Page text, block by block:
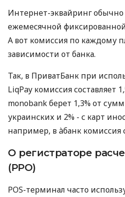
Интернет-эквайринг обычно
ежемесячной
А вот комиссия по каждому
зависимости от банка.
Так, в ПриватБанк при
LiqPay комиссия составляет
monobank берет 1,3% от
украинских и 2% - с карт
например, в àбанк комиссия
О регистраторе
(РРО)
POS-терминал часто